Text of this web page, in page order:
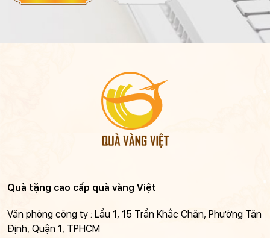
Quà tặng cao cấp quà vàng Việt
Văn phòng công ty : Lầu 1, 15 Trần Khắc Chân, Phường Tân
Định, Quận 1, TPHCM